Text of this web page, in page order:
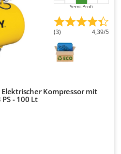
Semi-Profi
(3) 4,39/5
Kompressor mit
- 100 Lt